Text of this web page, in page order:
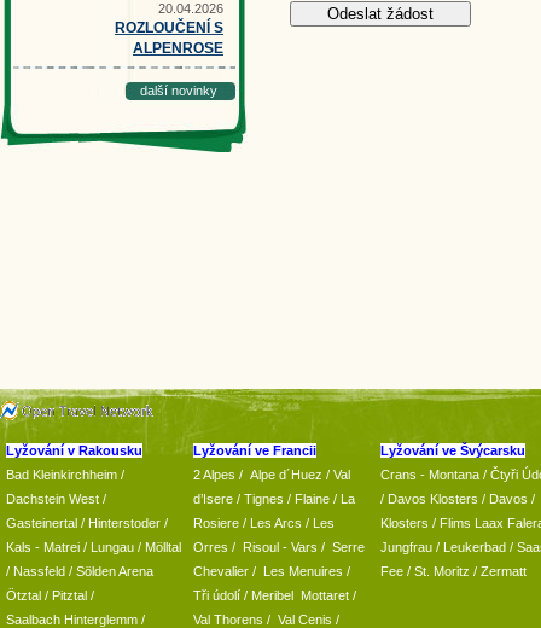
20.04.2026
ROZLOUČENÍ S
ALPENROSE
další novinky
Lyžování v Rakousku
Bad Kleinkirchheim /
Dachstein West /
Gasteinertal / Hinterstoder /
Kals - Matrei / Lungau / Mölltal
/ Nassfeld / Sölden Arena
Ötztal / Pitztal /
Saalbach Hinterglemm /
Lyžování ve Francii
2 Alpes / Alpe d´Huez / Val
d’Isere / Tignes / Flaine / La
Rosiere / Les Arcs / Les
Orres / Risoul - Vars / Serre
Chevalier / Les Menuires /
Tři údolí / Meribel Mottaret /
Val Thorens / Val Cenis /
Lyžování ve Švýcarsku
Crans - Montana / Čtyři
/ Davos Klosters / Davos /
Klosters / Flims Laax
Jungfrau / Leukerbad /
Fee / St. Moritz / Zermatt